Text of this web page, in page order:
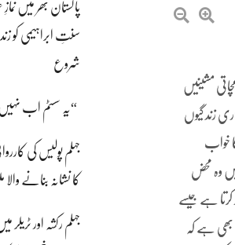
پاکستان بھر میں
سنتِ ابراہیمی کو
شروع
“یہ سسٹم اب
کا نشانہ بنانے
جہلم رکشہ اور ٹریلر
مشینیں
زند گیوں
خواب
وہ محض
ہے جیسے
بھی ہے کہ